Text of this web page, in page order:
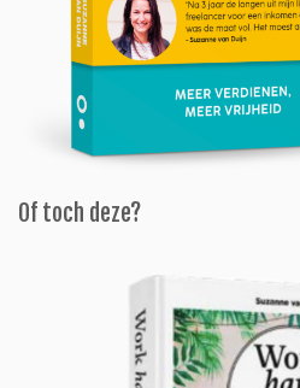
Of toch deze?